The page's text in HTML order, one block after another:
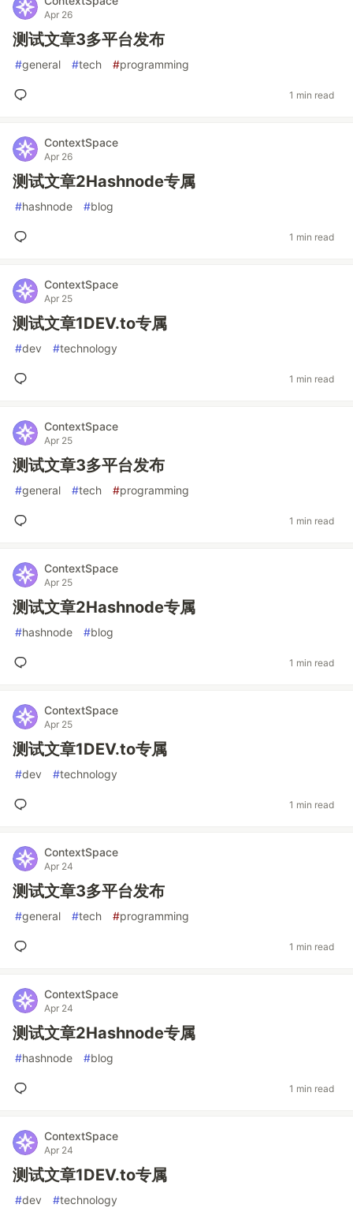
Apr 26
测试文章3多平台发布
#general #tech #programming
1 min read
ContextSpace
Apr 26
测试文章2Hashnode专属
#hashnode #blog
1 min read
ContextSpace
Apr 25
测试文章1DEV.to专属
#dev #technology
1 min read
ContextSpace
Apr 25
测试文章3多平台发布
#general #tech #programming
1 min read
ContextSpace
Apr 25
测试文章2Hashnode专属
#hashnode #blog
1 min read
ContextSpace
Apr 25
测试文章1DEV.to专属
#dev #technology
1 min read
ContextSpace
Apr 24
测试文章3多平台发布
#general #tech #programming
1 min read
ContextSpace
Apr 24
测试文章2Hashnode专属
#hashnode #blog
1 min read
ContextSpace
Apr 24
测试文章1DEV.to专属
#dev #technology